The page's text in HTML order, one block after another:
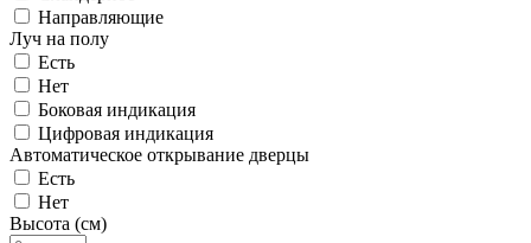
Направляющие
Луч на полу
Есть
Нет
Боковая индикация
Цифровая индикация
Автоматическое открывание дверцы
Есть
Нет
Высота (см)